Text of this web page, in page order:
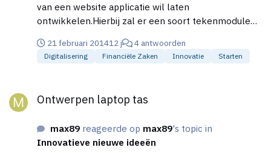
van een website applicatie wil laten
ontwikkelen.Hierbij zal er een soort tekenmodule
komen waarin dan plaatjes uit een zijbalk kunnen
worden gesleept en ook tekst hierin kan worden
daar tekst in zetten. De plaatjes moeten uiteraard
kunnen worden qua grootte. Daarnaast zou ik dan
graag een watermerk door dit tekenblad willen
21 februari 201412 j 4 antwoorden
Digitalisering Financiële Zaken Innovatie Starten
Ontwerpen laptop tas
max89 reageerde op max89's topic in
Innovatieve nieuwe ideeën